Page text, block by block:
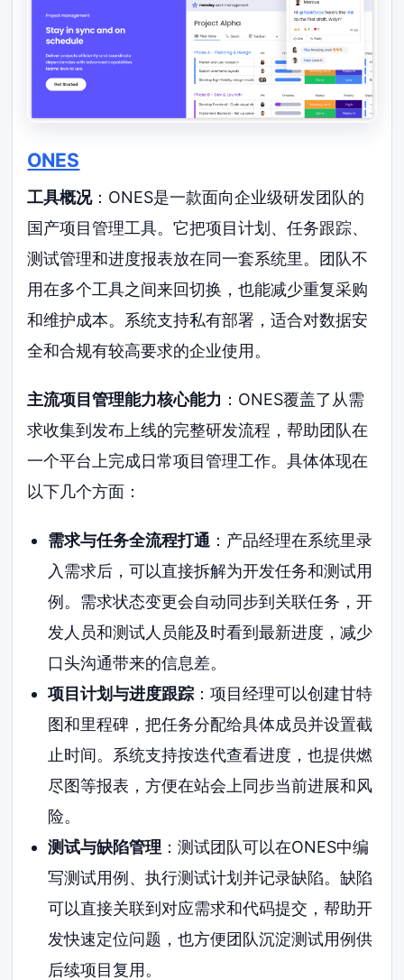
ONES
工具概况：ONES是一款面向企业级研发团队的
国产项目管理工具。它把项目计划、任务跟踪、
测试管理和进度报表放在同一套系统里。团队不
用在多个工具之间来回切换，也能减少重复采购
和维护成本。系统支持私有部署，适合对数据安
全和合规有较高要求的企业使用。
主流项目管理能力核心能力 ：ONES覆盖了从需
求收集到发布上线的完整研发流程，帮助团队在
一个平台上完成日常项目管理工作。具体体现在
以下几个方面：
需求与任务全流程打通 ：产品经理在系统里录
入需求后，可以直接拆解为开发任务和测试用
例。需求状态变更会自动同步到关联任务，开
发人员和测试人员能及时看到最新进度，减少
口头沟通带来的信息差。
项目计划与进度跟踪：项目经理可以创建甘特
图和里程碑，把任务分配给具体成员并设置截
止时间。系统支持按迭代查看进度，也提供燃
尽图等报表，方便在站会上同步当前进展和风
险。
测试与缺陷管理 ：测试团队可以在ONES中编
写测试用例、执行测试计划并记录缺陷。缺陷
可以直接关联到对应需求和代码提交，帮助开
发快速定位问题，也方便团队沉淀测试用例供
后续项目复用。